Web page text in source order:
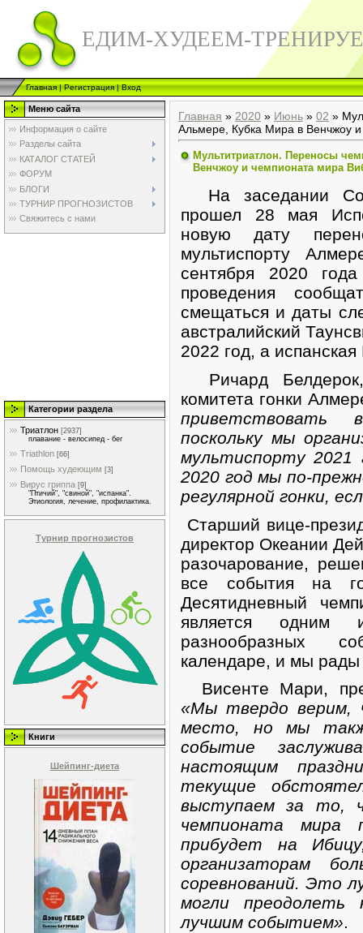
ЕДИМ-ХУДЕЕМ-
Главная|Регистрация|Вход
Меню сайта
Информация о сайте
Разделы сайта
КАТАЛОГ СТАТЕЙ
ФОРУМ
БЛОГИ
ТУРНИР ПРОГНОЗИСТОВ
Свяжитесь с нами
Категории раздела
Триатлон [2937]
плавание - велосипед - бег
Triathlon [66]
Помощь худеющим [3]
Вирус гриппа [9]
"Птичий", "свиной", "испанка".
Этиология, лечение, профилактика.
Турнир прогнозистов
Книги
Шейпинг-диета
Главная » 2020 » Июнь » 02 »
Альмере, Кубка Мира в Венчжоу
Мультитриатлон. Переносы
Венчжоу и чемпионата мира
На заседании
прошел 28 мая
новую дату
мультиспорту
сентября 2020
проведения
смещаться и даты
австралийский
2022 год, а
Ричард Белдерок,
комитета гонки
поскольку мы
мультиспорту
2020 год мы по-
регулярной гонки,
Старший вице-
директор Океании
разочарование,
все события на
Десятидневный
является одним
разнообразных
календаре, и мы рады
Висенте Мари,
«Мы твердо верим,
место, но мы
событие
настоящим
текущие
выступаем за то,
чемпионата мира
прибудет на
организаторам
соревнований. Это
могли
лучшим событием».